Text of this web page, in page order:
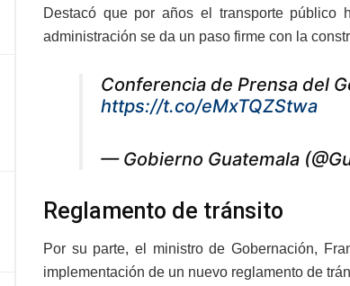
Destacó que por años el transporte
administración se da un paso firme con la
Conferencia de Prensa del
https://t.co/eMxTQZStwa
— Gobierno Guatemala
Reglamento de tránsito
Por su parte, el ministro de Gobernación,
implementación de un nuevo reglamento de